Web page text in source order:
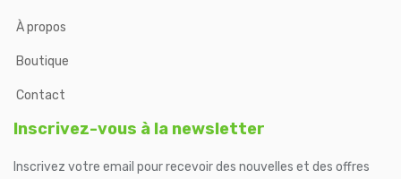
À propos
Boutique
Contact
Inscrivez-vous à la newsletter
Inscrivez votre email pour recevoir des nouvelles et des offres